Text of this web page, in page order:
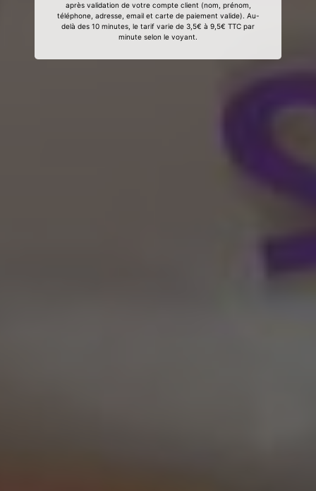
après validation de votre compte client (nom, prénom,
téléphone, adresse, email et carte de paiement valide). Au-
delà des 10 minutes, le tarif varie de 3,5€ à 9,5€ TTC par
minute selon le voyant.